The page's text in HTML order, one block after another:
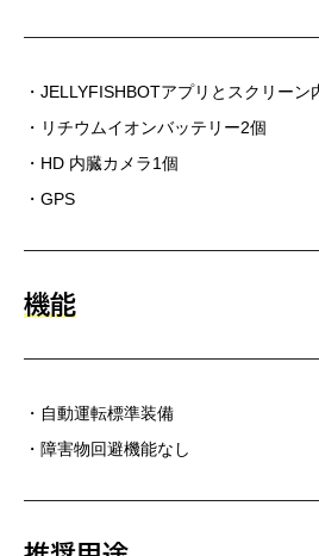
・JELLYFISHBOTアプリとスクリーン
・リチウムイオンバッテリー2個
・HD 内臓カメラ1個
・GPS
機能
・自動運転標準装備
・障害物回避機能なし